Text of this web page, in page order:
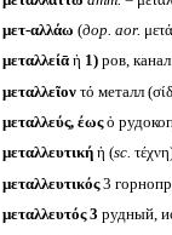
μετ-αλλάω (дор. aor.
μεταλλείᾱ ἡ 1)ров, канал
μεταλλεῖον τό металл
μεταλλεύς, έωςὁ
μεταλλευτική ἡ (sc.
μεταλλευτικός3
μεταλλευτός 3 рудный,